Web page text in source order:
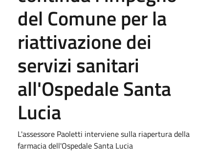
del Comune per la
riattivazione dei
servizi sanitari
all'Ospedale Santa
Lucia
L'assessore Paoletti interviene sulla riapertura della
farmacia dell'Ospedale Santa Lucia